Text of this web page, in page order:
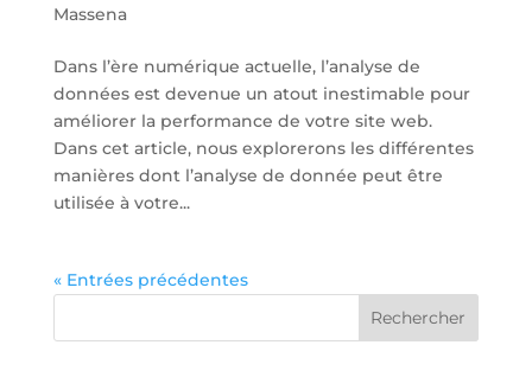
Massena
Dans l’ère numérique actuelle, l’analyse de
données est devenue un atout inestimable pour
améliorer la performance de votre site web.
Dans cet article, nous explorerons les différentes
manières dont l’analyse de donnée peut être
utilisée à votre...
« Entrées précédentes